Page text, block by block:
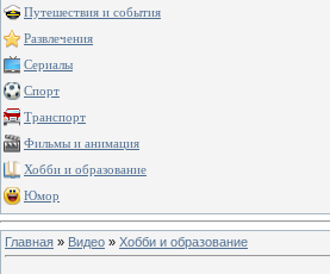
Путешествия и события
Развлечения
Сериалы
Спорт
Транспорт
Фильмы и анимация
Хобби и образование
Юмор
Главная » Видео » Хобби и образование